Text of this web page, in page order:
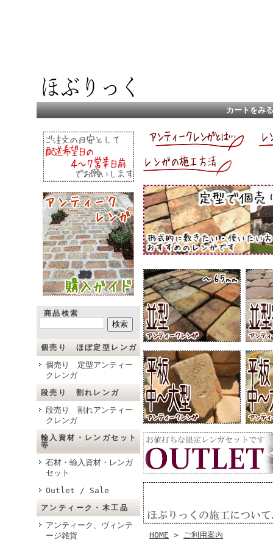
カートをみる
商品検索
個売り ほぼ定型レンガ
個売り 定型アンティー
クレンガ
段売り 割れレンガ
段売り 割れアンティー
クレンガ
輸入資材・レンガセット
等
石材・輸入資材・レンガ
セット
Outlet / Sale
アンティーク・木工品
アンティーク、ヴィンテ
ージ雑貨
HOME > ご利用案内